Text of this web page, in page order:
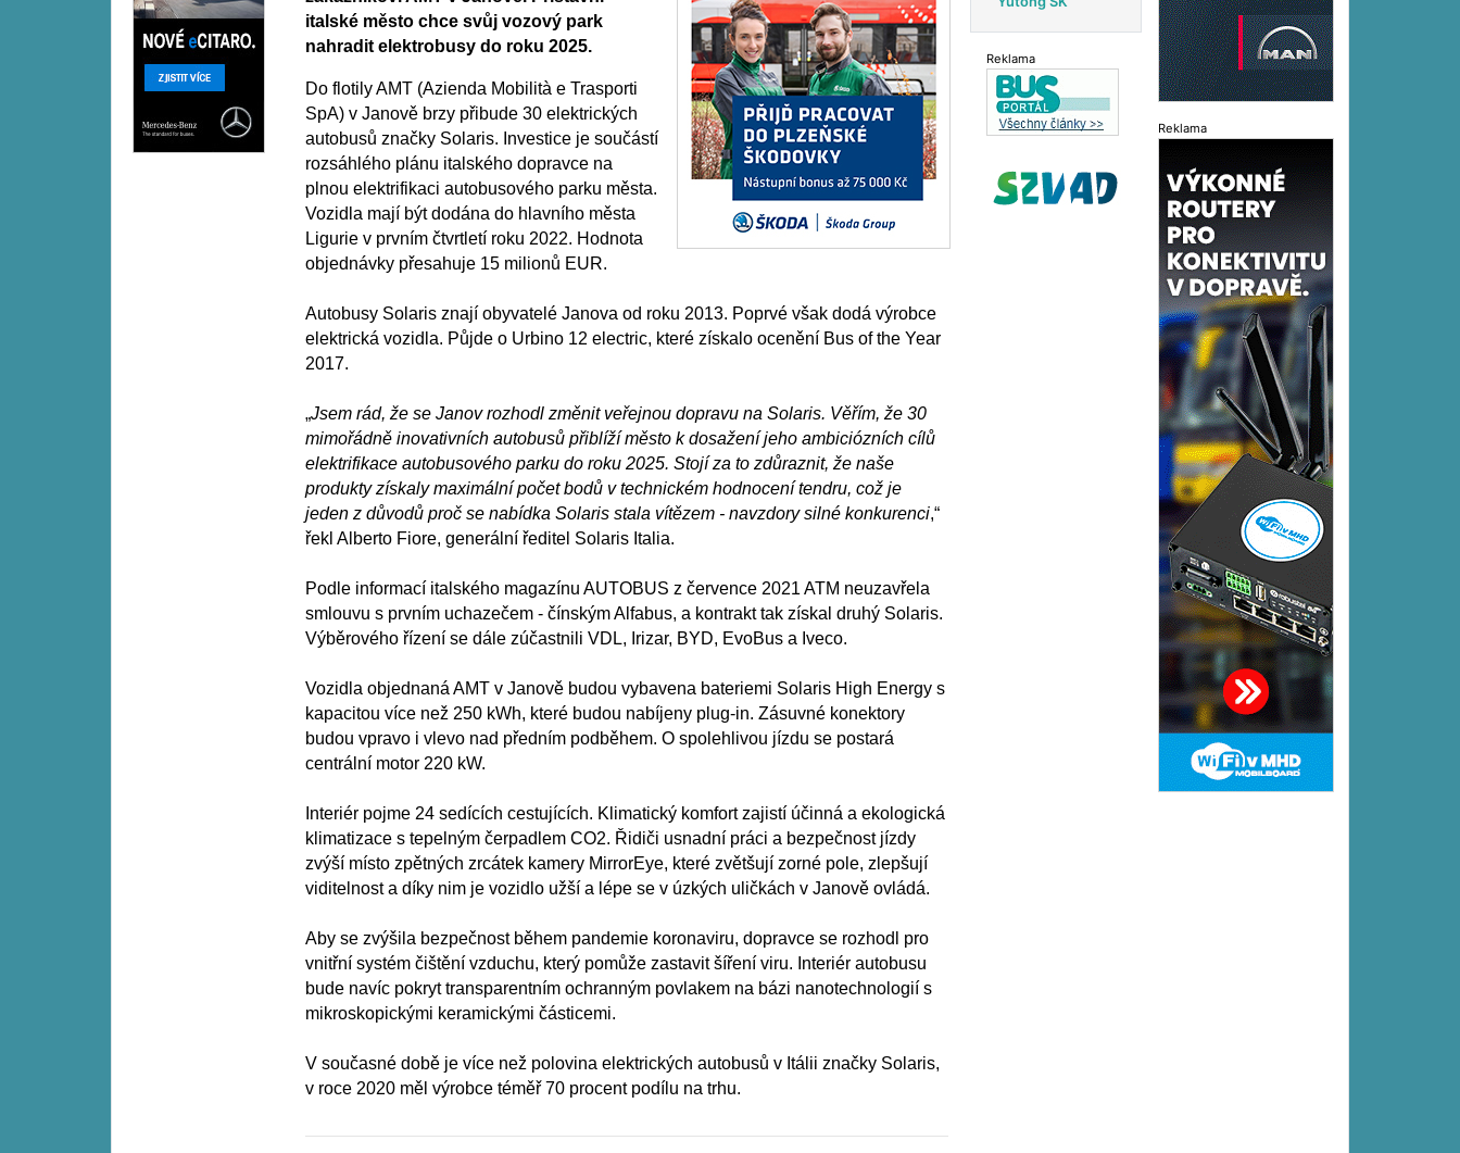
italské město chce svůj vozový park
nahradit elektrobusy do roku 2025.
Do flotily AMT (Azienda Mobilità e Trasporti
SpA) v Janově brzy přibude 30 elektrických
autobusů značky Solaris. Investice je součástí
rozsáhlého plánu italského dopravce na
plnou elektrifikaci autobusového parku města.
Vozidla mají být dodána do hlavního města
Ligurie v prvním čtvrtletí roku 2022. Hodnota
objednávky přesahuje 15 milionů EUR.
Autobusy Solaris znají obyvatelé Janova od roku 2013. Poprvé však dodá výrobce
elektrická vozidla. Půjde o Urbino 12 electric, které získalo ocenění Bus of the Year
2017.
„Jsem rád, že se Janov rozhodl změnit veřejnou dopravu na Solaris. Věřím, že 30
mimořádně inovativních autobusů přiblíží město k dosažení jeho ambiciózních cílů
elektrifikace autobusového parku do roku 2025. Stojí za to zdůraznit, že naše
produkty získaly maximální počet bodů v technickém hodnocení tendru, což je
jeden z důvodů proč se nabídka Solaris stala vítězem - navzdory silné konkurenci,“
řekl Alberto Fiore, generální ředitel Solaris Italia.
Podle informací italského magazínu AUTOBUS z července 2021 ATM neuzavřela
smlouvu s prvním uchazečem - čínským Alfabus, a kontrakt tak získal druhý Solaris.
Výběrového řízení se dále zúčastnili VDL, Irizar, BYD, EvoBus a Iveco.
Vozidla objednaná AMT v Janově budou vybavena bateriemi Solaris High Energy s
kapacitou více než 250 kWh, které budou nabíjeny plug-in. Zásuvné konektory
budou vpravo i vlevo nad předním podběhem. O spolehlivou jízdu se postará
centrální motor 220 kW.
Interiér pojme 24 sedících cestujících. Klimatický komfort zajistí účinná a ekologická
klimatizace s tepelným čerpadlem CO2. Řidiči usnadní práci a bezpečnost jízdy
zvýší místo zpětných zrcátek kamery MirrorEye, které zvětšují zorné pole, zlepšují
viditelnost a díky nim je vozidlo užší a lépe se v úzkých uličkách v Janově ovládá.
Aby se zvýšila bezpečnost během pandemie koronaviru, dopravce se rozhodl pro
vnitřní systém čištění vzduchu, který pomůže zastavit šíření viru. Interiér autobusu
bude navíc pokryt transparentním ochranným povlakem na bázi nanotechnologií s
mikroskopickými keramickými částicemi.
V současné době je více než polovina elektrických autobusů v Itálii značky Solaris,
v roce 2020 měl výrobce téměř 70 procent podílu na trhu.
Reklama
Reklama